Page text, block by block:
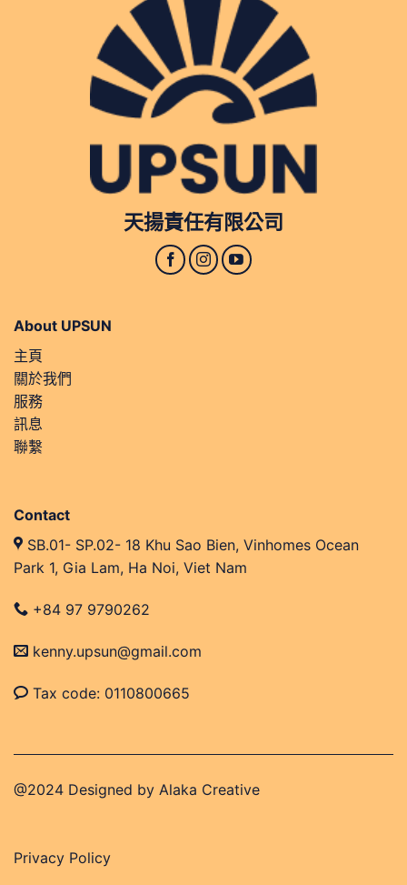
天揚責任有限公司
About UPSUN
主頁
關於我們
服務
訊息
聯繫
Contact
SB.01- SP.02- 18 Khu Sao Bien, Vinhomes Ocean
Park 1, Gia Lam, Ha Noi, Viet Nam
+84 97 9790262
kenny.upsun@gmail.com
Tax code: 0110800665
@2024 Designed by Alaka Creative
Privacy Policy